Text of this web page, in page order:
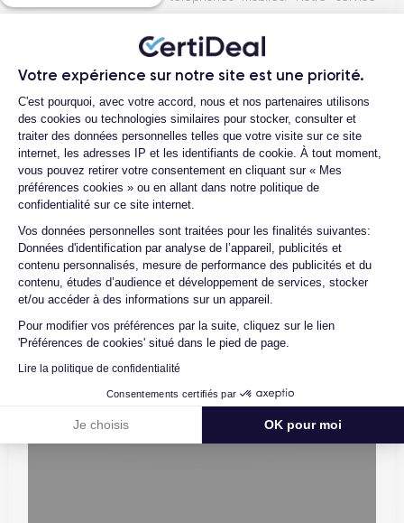
Votre expérience sur notre site est une priorité.
Plateforme de Gestion du
C'est pourquoi, avec votre accord, nous et nos partenaires utilisons
des cookies ou technologies similaires pour stocker, consulter et
traiter des données personnelles telles que votre visite sur ce site
internet, les adresses IP et les identifiants de cookie. À tout moment,
vous pouvez retirer votre consentement en cliquant sur « Mes
préférences cookies » ou en allant dans notre politique de
confidentialité sur ce site internet.
Vos données personnelles sont traitées pour les finalités suivantes:
Données d'identification par analyse de l’appareil, publicités et
contenu personnalisés, mesure de performance des publicités et du
contenu, études d’audience et développement de services, stocker
et/ou accéder à des informations sur un appareil.
Pour modifier vos préférences par la suite, cliquez sur le lien
'Préférences de cookies' situé dans le pied de page.
Lire la politique de confidentialité
Consentements certifiés par
Je choisis OK pour moi
Axeptio consent
smartphones n’ayant connu qu’un seul et unique propriétaire.
site est alors récupéré physiquement par nos soins et suit dans
nos locaux un processus d’homologation en trois étapes :
vérification, test et validation. Nos experts sont ainsi les
premiers à intervenir techniquement sur le produit, que nous
reconditionnons nous-mêmes en interne, sans autre
intermédiaire. C’est l’assurance pour nos clients d’acheter un
accompagné d’une garantie de 30 mois et d’un service après-
vente en contact continu avec nos experts techniques.
Parcours d'un Smartphone